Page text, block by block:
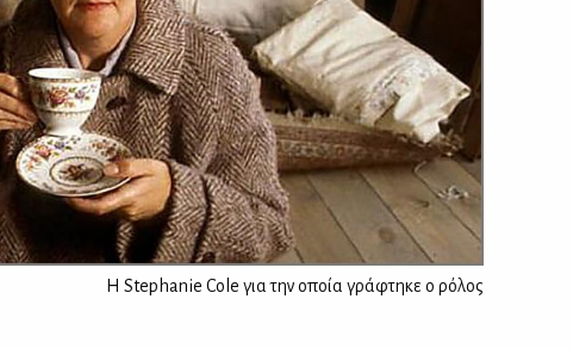
Η Stephanie Cole για την οποία γράφτηκε ο ρόλος